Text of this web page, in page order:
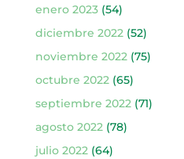
enero 2023(54)
diciembre 2022(52)
noviembre 2022(75)
octubre 2022(65)
septiembre 2022(71)
agosto 2022(78)
julio 2022(64)